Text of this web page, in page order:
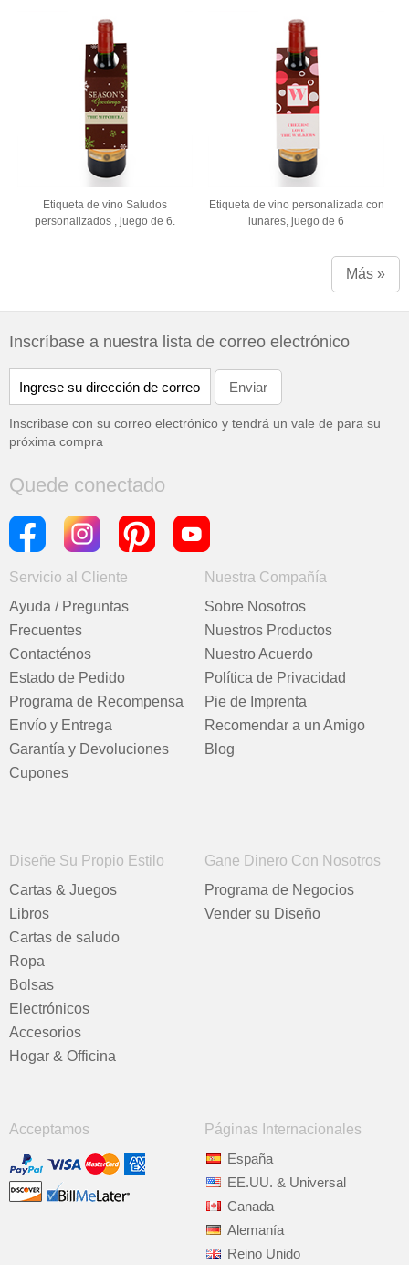
Etiqueta de vino Saludos
personalizados , juego de 6.
Etiqueta de vino personalizada con
lunares, juego de 6
Más »
Inscríbase a nuestra lista de correo electrónico
Inscribase con su correo electrónico y tendrá un vale de para su
próxima compra
Quede conectado
Servicio al Cliente
Ayuda / Preguntas
Frecuentes
Contacténos
Estado de Pedido
Programa de Recompensa
Envío y Entrega
Garantía y Devoluciones
Cupones
Nuestra Compañía
Sobre Nosotros
Nuestros Productos
Nuestro Acuerdo
Política de Privacidad
Pie de Imprenta
Recomendar a un Amigo
Blog
Diseñe Su Propio Estilo
Cartas & Juegos
Libros
Cartas de saludo
Ropa
Bolsas
Electrónicos
Accesorios
Hogar & Officina
Gane Dinero Con Nosotros
Programa de Negocios
Vender su Diseño
Acceptamos
Páginas Internacionales
España
EE.UU. & Universal
Canada
Alemanía
Reino Unido